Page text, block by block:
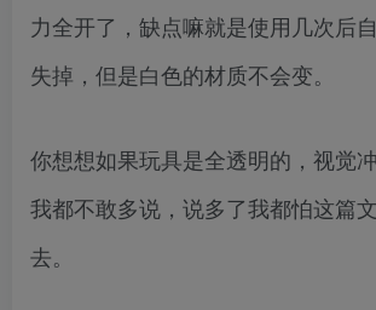
力全开了，缺点嘛就是使用几次后
失掉，但是白色的材质不会变。
你想想如果玩具是全透明的，视觉
我都不敢多说，说多了我都怕这篇
去。